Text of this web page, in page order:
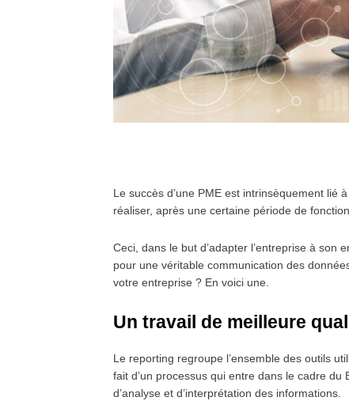
Le succès d’une PME est intrinsèquement lié
réaliser, après une certaine période de
Ceci, dans le but d’adapter l’entreprise à
pour une véritable communication des
votre entreprise ? En voici une.
Un travail de meilleure
Le reporting regroupe l’ensemble des outils
fait d’un processus qui entre dans le cadre
d’analyse et d’interprétation des informations.